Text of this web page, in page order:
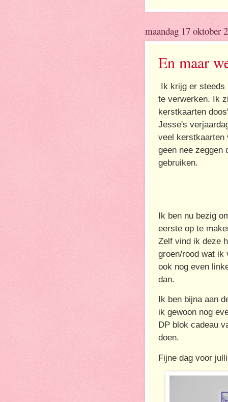
maandag 17 oktober
En maar
Ik krijg er steeds
te verwerken. Ik
kerstkaarten
Jesse's
veel kerstkaarten
geen nee zeggen
gebruiken.
Ik ben nu bezig
eerste op te
Zelf vind ik deze
groen/rood wat ik
ook nog even
dan.
Ik ben bijna aan
ik gewoon nog
DP blok cadeau
doen.
Fijne dag voor